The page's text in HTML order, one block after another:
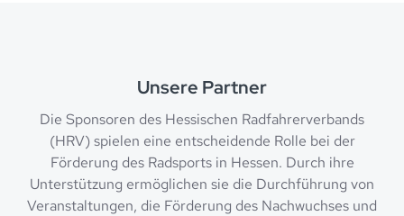
Unsere Partner
Die Sponsoren des Hessischen Radfahrerverbands
(HRV) spielen eine entscheidende Rolle bei der
Förderung des Radsports in Hessen. Durch ihre
Unterstützung ermöglichen sie die Durchführung von
Veranstaltungen, die Förderung des Nachwuchses und